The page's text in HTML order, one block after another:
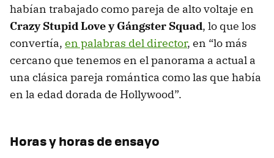
habían trabajado como pareja de alto voltaje en
Crazy Stupid Love y Gángster Squad, lo que los
convertía, en palabras del director, en “lo más
cercano que tenemos en el panorama a actual a
una clásica pareja romántica como las que había
en la edad dorada de Hollywood”.
Horas y horas de ensayo